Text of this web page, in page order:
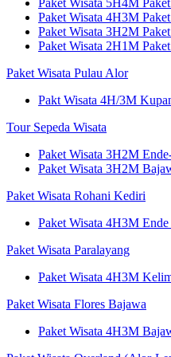
Paket Wisata 5H4M
Paket Wisata 4H3M
Paket Wisata 3H2M
Paket Wisata 2H1M
Paket Wisata Pulau Alor
Pakt Wisata 4H/3M
Tour Sepeda Wisata
Paket Wisata 3H2M
Paket Wisata 3H2M
Paket Wisata Rohani Kediri
Paket Wisata 4H3M Ende
Paket Wisata Paralayang
Paket Wisata 4H3M
Paket Wisata Flores Bajawa
Paket Wisata 4H3M